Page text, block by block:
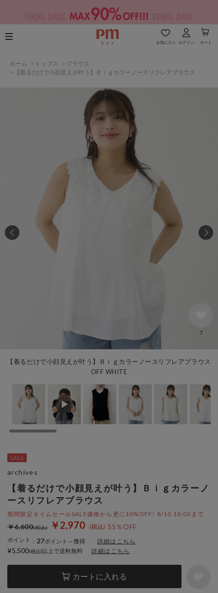
お気に入り ログイン カート
ホーム > トップス > ブラウス
>
【着るだけで小顔見えが叶う】Ｂｉｇカラーノースリフレアブラウス
【着るだけで小顔見えが叶う】Ｂｉｇカラーノースリフレアブラウス
OFF WHITE
7
【着るだけで小顔見えが叶う】Ｂｉｇカラーノ
ースリフレアブラウス
期間限定タイムセールSALE価格から更に10%OFF! 8/10 10:00まで
￥2,970 55％OFF
￥6,600
ポイント ： 27ポイント～獲得 詳細はこちら
カートに入れる
archives
¥5,500 以上で送料無料 詳細はこちら